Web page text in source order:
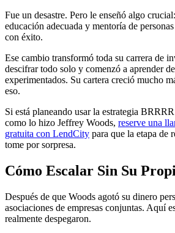
Fue un desastre. Pero le enseñó algo
educación adecuada y mentoría de
con éxito.
Ese cambio transformó toda su carrera de
descifrar todo solo y comenzó a aprender
experimentados. Su cartera creció mucho
eso.
Si está planeando usar la estrategia
como lo hizo Jeffrey Woods, reserve una
gratuita con LendCity para que la etapa de
tome por sorpresa.
Cómo Escalar Sin Su
Después de que Woods agotó su dinero
asociaciones de empresas conjuntas. Aquí
realmente despegaron.